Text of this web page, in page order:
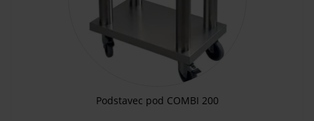
Podstavec pod COMBI 200